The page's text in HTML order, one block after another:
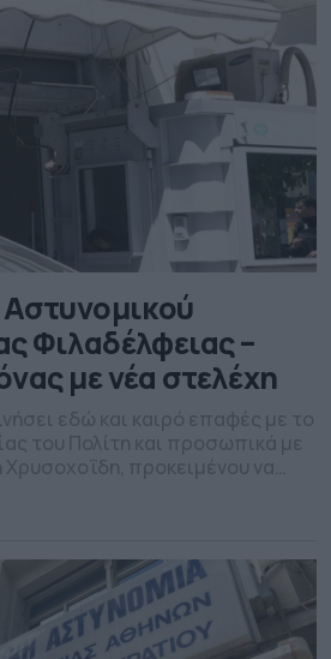
Φιλαδέλφειας –
με νέα στελέχη
Τμήματος